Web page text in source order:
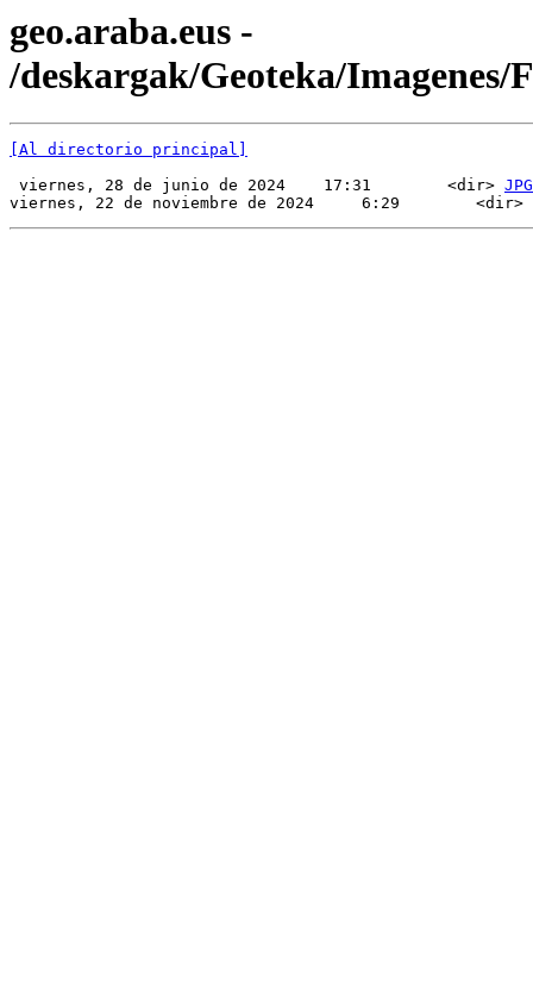
geo.araba.eus -
/deskargak/Geoteka/Imagenes/
[Al directorio principal]
viernes, 28 de junio de 2024    17:31        <dir> JPG
viernes, 22 de noviembre de 2024     6:29        <dir>